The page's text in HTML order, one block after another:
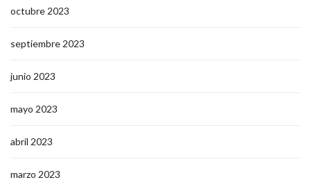
octubre 2023
septiembre 2023
junio 2023
mayo 2023
abril 2023
marzo 2023